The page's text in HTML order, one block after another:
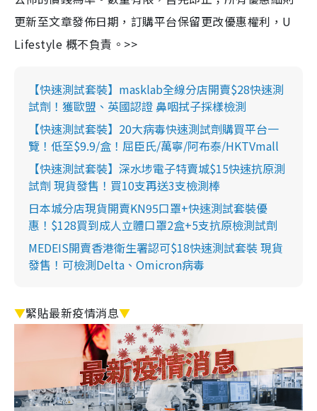
更新至文章發佈日期，訂購平台保留更改優惠權利，U
Lifestyle 概不負責。>>
【快速測試套裝】masklab全線分店開賣$28快速測
試劑！獲歐盟、英國認證 鼻咽拭子採樣檢測
【快速測試套裝】20大病毒快速測試劑購買平台一
覽！低至$9.9/盒！屈臣氏/萬寧/阿布泰/HKTVmall
【快速測試套裝】深水埗電子特賣城$15快速抗原測
試劑 現貨發售！買10支再送3支檢測棒
日本城分店現貨開賣KN95口罩+快速測試套裝優
惠！$128買到成人立體口罩2盒+5支抗原檢測試劑
MEDEIS開賣香港衛生署認可$18快速測試套裝 現貨
發售！可檢測Delta、Omicron病毒
▼緊貼最新疫情消息▼